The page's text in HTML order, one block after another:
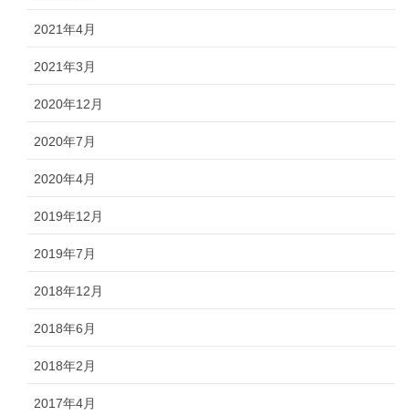
2021年4月
2021年3月
2020年12月
2020年7月
2020年4月
2019年12月
2019年7月
2018年12月
2018年6月
2018年2月
2017年4月